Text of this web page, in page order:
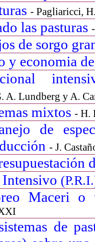
- Pagliaricci,
las pasturas
de sorgo
y economia
A. Lundberg y A.
mixtos - H.
de
- J.
Intensivo
Maceri
de